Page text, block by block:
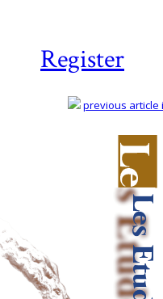
Register
previous article